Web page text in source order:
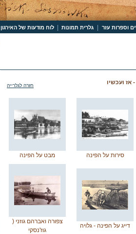
וספרות עזר גלרית תמונות לוח מודעות של האירגון
אז ועכשיו חזרה לגלרייה
סירות על הפינה מבט על הפינה
דייג על הפינה - גלויה
צפורה ואברהם גוזני (
גוז'נסקי